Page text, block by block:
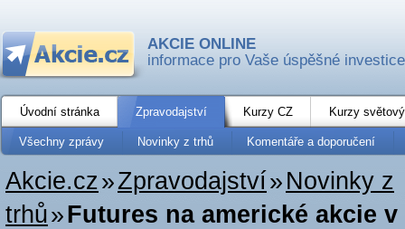
AKCIE ONLINE
informace pro Vaše úspěšné investice
Úvodní stránka Zpravodajství Kurzy CZ Kurzy
Všechny zprávy Novinky z trhů Komentáře a doporučení
Akcie.cz»Zpravodajství» Novinky z
trhů»Futures na americké akcie